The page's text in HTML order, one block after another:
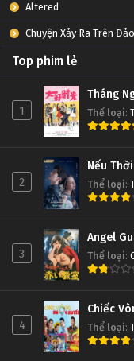
Altered
Chuyện Xảy Ra Trên Đảo
Top phim lẻ
1
Tháng
Thể loại:
2
Nếu
Thể loại:
3
Angel
Thể loại:
4
Chiếc
Thể loại: